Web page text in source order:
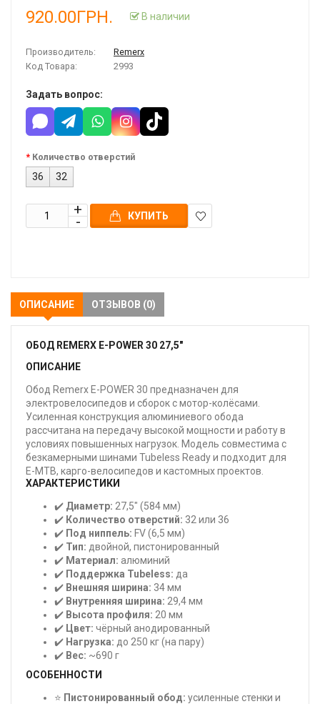
920.00ГРН. В наличии
Производитель:
Remerx
Код Товара:
2993
Задать вопрос:
Количество отверстий
36 32
КУПИТЬ
ОПИСАНИЕ ОТЗЫВОВ (0)
ОБОД REMERX E-POWER 30 27,5"
ОПИСАНИЕ
Обод Remerx E-POWER 30 предназначен для
электровелосипедов и сборок с мотор-колёсами.
Усиленная конструкция алюминиевого обода
рассчитана на передачу высокой мощности и работу в
условиях повышенных нагрузок. Модель совместима с
безкамерными шинами Tubeless Ready и подходит для
E-MTB, карго-велосипедов и кастомных проектов.
ХАРАКТЕРИСТИКИ
✔️ Диаметр: 27,5" (584 мм)
✔️ Количество отверстий: 32 или 36
✔️ Под ниппель: FV (6,5 мм)
✔️ Тип: двойной, пистонированный
✔️ Материал: алюминий
✔️ Поддержка Tubeless: да
✔️ Внешняя ширина: 34 мм
✔️ Внутренняя ширина: 29,4 мм
✔️ Высота профиля: 20 мм
✔️ Цвет: чёрный анодированный
✔️ Нагрузка: до 250 кг (на пару)
✔️ Вес: ~690 г
ОСОБЕННОСТИ
⭐ Пистонированный обод: усиленные стенки и